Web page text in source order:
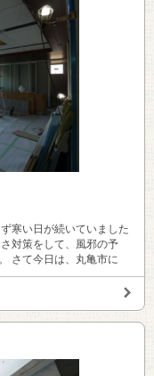
寒い日が続いていました
対策をして、風邪の予
さて今日は、丸亀市に